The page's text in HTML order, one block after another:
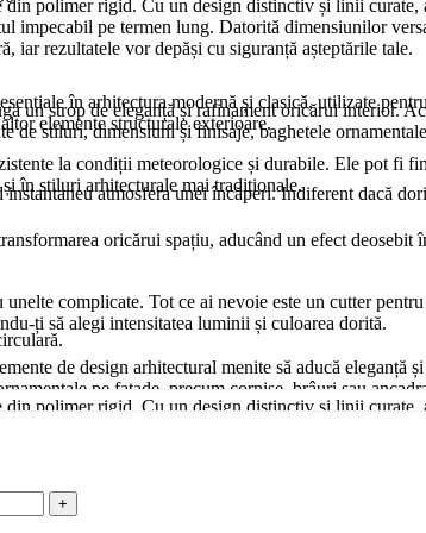
din polimer rigid. Cu un design distinctiv și linii
impecabil pe termen lung. Datorită dimensiunilor
iar rezultatele vor depăși cu siguranță așteptările tale.
oricărui spațiu, aducând un efect
complicate. Tot ce ai nevoie este un cutter
ți să alegi intensitatea luminii și culoarea dorită.
punct de interes vizual, dar oferi camerei tale o
în arhitectura modernă și clasică, utilizate
elemente structurale exterioare.
la condiții meteorologice și durabile. Ele pot fi
în stiluri arhitecturale mai tradiționale.
de design arhitectural menite să aducă eleganță
pe fațade, precum cornișe, brâuri sau
la intemperii, oferind o durabilitate ridicată
impact.
un strop de eleganță și rafinament oricărui interior.
de stiluri, dimensiuni și finisaje, baghetele
atmosfera unei încăperi. Indiferent dacă
polimer rigid. Cu un design distinctiv și linii
impecabil pe termen lung. Datorită dimensiunilor